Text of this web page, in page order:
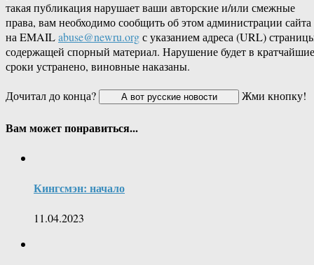
такая публикация нарушает ваши авторские и/или смежные
права, вам необходимо сообщить об этом администрации сайта
на EMAILabuse@newru.orgс указанием адреса (URL)
содержащей спорный материал. Нарушение будет в кратчайшие
сроки устранено, виновные наказаны.
Дочитал до конца?
Жми кнопку!
Вам может понравиться...
Кингсмэн: начало
11.04.2023